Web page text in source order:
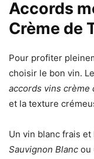
Accords
Crème de
Pour profiter
choisir le bon vin.
accords vins crème
et la texture
Un vin blanc frais
Sauvignon Blanc ou